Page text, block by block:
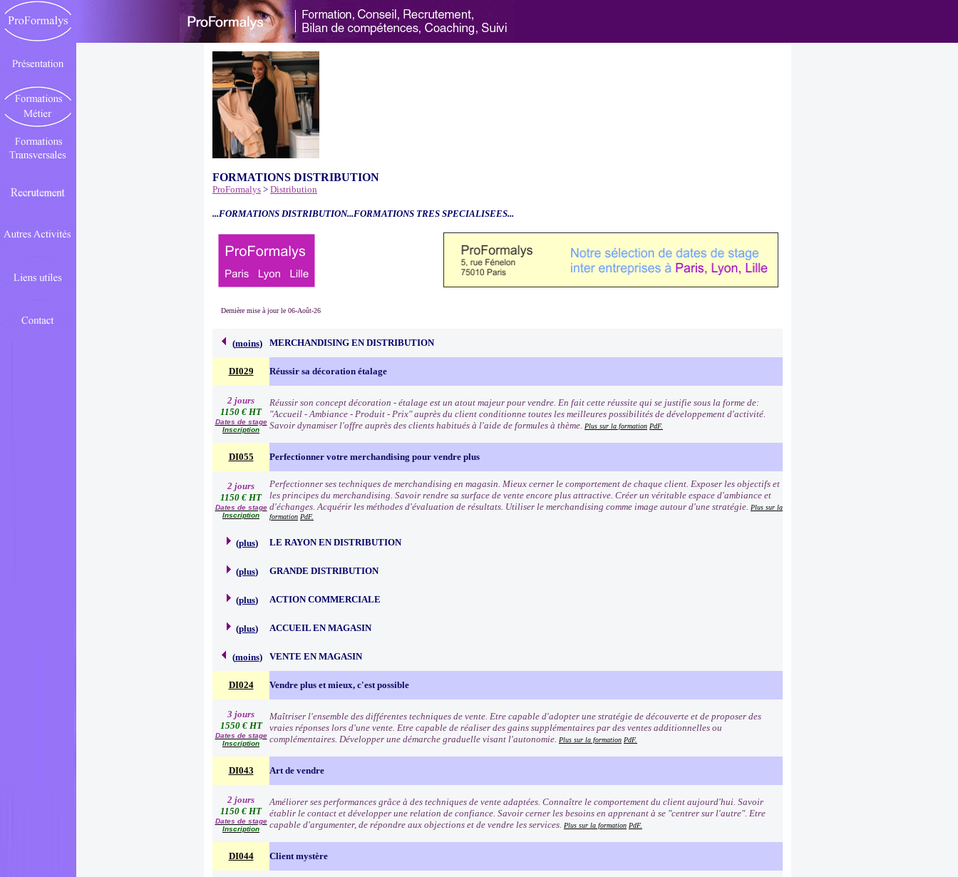
FORMATIONS DISTRIBUTION
ProFormalys > Distribution
...FORMATIONS DISTRIBUTION...FORMATIONS TRES SPECIALISEES...
Dernière mise à jour le 06-Août-26
(moins) MERCHANDISING EN DISTRIBUTION
DI029 Réussir sa décoration étalage
2 jours
1150 € HT
Dates de stage
Inscription
Réussir son concept décoration - étalage est un atout majeur pour vendre. En fait cette réussite qui se justifie sous la forme de:
"Accueil - Ambiance - Produit - Prix" auprès du client conditionne toutes les meilleures possibilités de développement d'activité.
Savoir dynamiser l'offre auprès des clients habitués à l'aide de formules à thème. Plus sur la formation PdF.
DI055 Perfectionner votre merchandising pour vendre plus
2 jours
1150 € HT
Dates de stage
Inscription
Perfectionner ses techniques de merchandising en magasin. Mieux cerner le comportement de chaque client. Exposer les objectifs et
les principes du merchandising. Savoir rendre sa surface de vente encore plus attractive. Créer un véritable espace d'ambiance et
d'échanges. Acquérir les méthodes d'évaluation de résultats. Utiliser le merchandising comme image autour d'une stratégie. Plus sur la
formation PdF.
(plus) LE RAYON EN DISTRIBUTION
(plus) GRANDE DISTRIBUTION
(plus) ACTION COMMERCIALE
(plus) ACCUEIL EN MAGASIN
(moins) VENTE EN MAGASIN
DI024 Vendre plus et mieux, c'est possible
3 jours
1550 € HT
Dates de stage
Inscription
Maîtriser l'ensemble des différentes techniques de vente. Etre capable d'adopter une stratégie de découverte et de proposer des
vraies réponses lors d'une vente. Etre capable de réaliser des gains supplémentaires par des ventes additionnelles ou
complémentaires. Développer une démarche graduelle visant l'autonomie. Plus sur la formation PdF.
DI043 Art de vendre
2 jours
1150 € HT
Dates de stage
Inscription
Améliorer ses performances grâce à des techniques de vente adaptées. Connaître le comportement du client aujourd'hui. Savoir
établir le contact et développer une relation de confiance. Savoir cerner les besoins en apprenant à se "centrer sur l'autre". Etre
capable d'argumenter, de répondre aux objections et de vendre les services. Plus sur la formation PdF.
DI044 Client mystère